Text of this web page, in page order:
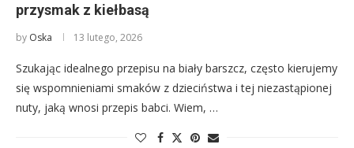
przysmak z kiełbasą
by Oska 13 lutego, 2026
Szukając idealnego przepisu na biały barszcz, często kierujemy
się wspomnieniami smaków z dzieciństwa i tej niezastąpionej
nuty, jaką wnosi przepis babci. Wiem, …